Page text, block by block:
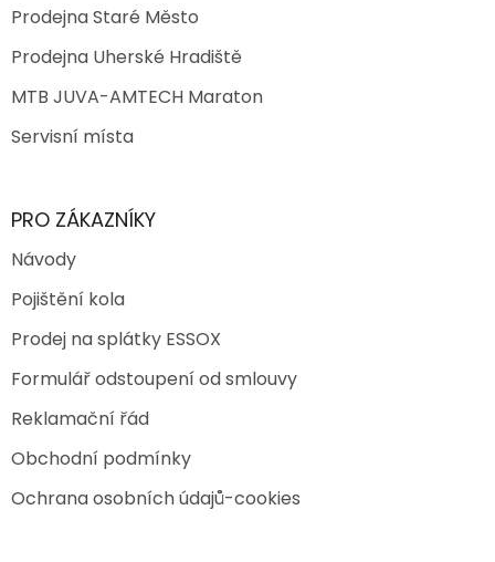
Prodejna Staré Město
Prodejna Uherské Hradiště
MTB JUVA-AMTECH Maraton
Servisní místa
PRO ZÁKAZNÍKY
Návody
Pojištění kola
Prodej na splátky ESSOX
Formulář odstoupení od smlouvy
Reklamační řád
Obchodní podmínky
Ochrana osobních údajů-cookies